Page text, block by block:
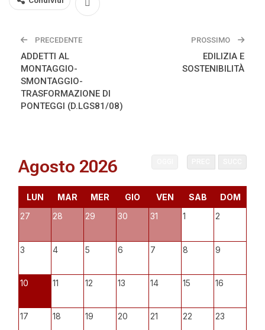
PRECEDENTE
ADDETTI AL
MONTAGGIO-
SMONTAGGIO-
TRASFORMAZIONE DI
PONTEGGI (D.LGS81/08)
PROSSIMO
EDILIZIA E
SOSTENIBILITÀ
Agosto 2026
LUN MAR MER GIO VEN SAB
DOM
27
28 29 30 31 1 2
3 4 5 6 7 8 9
10 11 12 13 14 15 16
17 18 19 20 21 22 23